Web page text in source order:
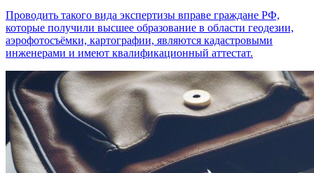
Проводить такого вида экспертизы вправе граждане РФ,
которые получили высшее образование в области геодезии,
аэрофотосъёмки, картографии, являются кадастровыми
инженерами и имеют квалификационный аттестат.